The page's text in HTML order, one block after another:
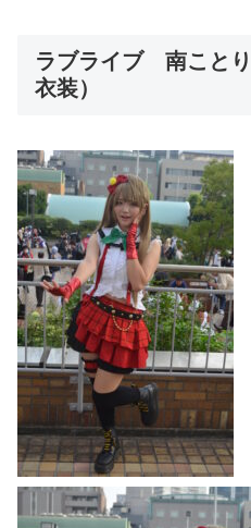
ラブライブ 南こと
衣装）